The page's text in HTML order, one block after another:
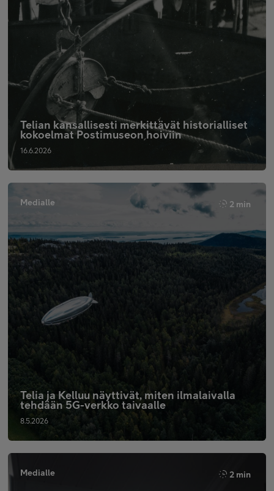
Telian kansallisesti merkittävät historialliset
kokoelmat Postimuseon hoiviin
16.6.2026
Medialle 2 min
Telia ja Kelluu näyttivät, miten ilmalaivalla
tehdään 5G-verkko taivaalle
8.5.2026
Medialle 2 min